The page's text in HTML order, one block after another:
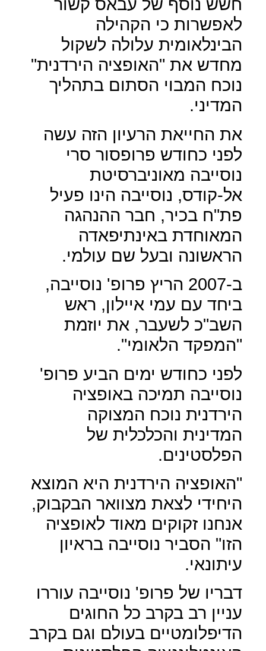
חשש נוסף של עבאס קשור
לאפשרות כי הקהילה
הבינלאומית עלולה לשקול
מחדש את "האופציה הירדנית"
נוכח המבוי הסתום בתהליך
המדיני.
את החייאת הרעיון הזה עשה
לפני כחודש פרופסור סרי
נוסייבה מאוניברסיטת
אל-קודס, נוסייבה הינו פעיל
פת"ח בכיר, חבר ההנהגה
המאוחדת באינתיפאדה
הראשונה ובעל שם עולמי.
ב-2007 הריץ פרופ' נוסייבה,
ביחד עם עמי איילון, ראש
השב"כ לשעבר, את יוזמת
"המפקד הלאומי".
לפני כחודש ימים הביע פרופ'
נוסייבה תמיכה באופציה
הירדנית נוכח המצוקה
המדינית והכלכלית של
הפלסטינים.
"האופציה הירדנית היא המוצא
היחידי לצאת מצוואר הבקבוק,
אנחנו זקוקים מאוד לאופציה
הזו" הסביר נוסייבה בראיון
עיתונאי.
דבריו של פרופ' נוסייבה עוררו
עניין רב בקרב כל החוגים
הדיפלומטיים בעולם וגם בקרב